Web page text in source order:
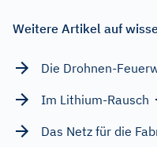
Weitere Artikel auf
Die Drohnen-
Im Lithium-Rausch
Das Netz für die